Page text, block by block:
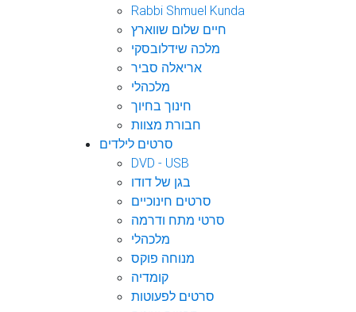
Rabbi Shmuel Kunda
חיים שלום שווארץ
מלכה שידלובסקי
אריאלה סביר
מלכהלי
חינוך בחיוך
חבורת מצוות
סרטים לילדים
DVD - USB
בגן של דודו
סרטים חינוכיים
סרטי מתח ודרמה
מלכהלי
מנוחה פוקס
קומדיה
סרטים לפעוטות